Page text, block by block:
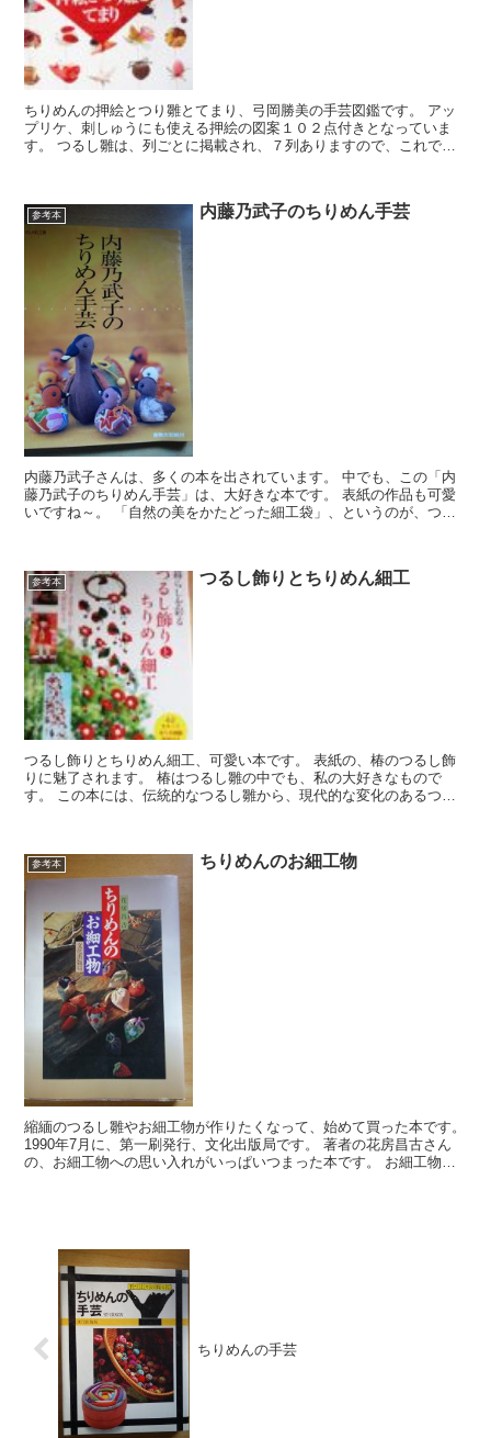
ちりめんの押絵とつり雛とてまり、弓岡勝美の手芸図鑑です。 アッ
プリケ、刺しゅうにも使える押絵の図案１０２点付きとなっていま
す。 つるし雛は、列ごとに掲載され、７列ありますので、これで、
参考本 内藤乃武子のちりめん手芸
内藤乃武子さんは、多くの本を出されています。 中でも、この「内
藤乃武子のちりめん手芸」は、大好きな本です。 表紙の作品も可愛
いですね～。 「自然の美をかたどった細工袋」、というのが、つる
参考本 つるし飾りとちりめん細工
つるし飾りとちりめん細工、可愛い本です。 表紙の、椿のつるし飾
りに魅了されます。 椿はつるし雛の中でも、私の大好きなもので
す。 この本には、伝統的なつるし雛から、現代的な変化のあるつる
参考本 ちりめんのお細工物
縮緬のつるし雛やお細工物が作りたくなって、始めて買った本です。
1990年7月に、第一刷発行、文化出版局です。 著者の花房昌古さん
の、お細工物への思い入れがいっぱいつまった本です。 お細工物を
ちりめんの手芸